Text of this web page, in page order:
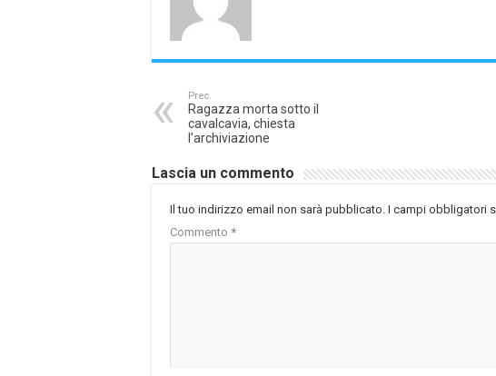
Prec.
Ragazza morta sotto il
cavalcavia, chiesta
l’archiviazione
Lascia un commento
Il tuo indirizzo email non sarà pubblicato. I campi obbligatori
Commento *